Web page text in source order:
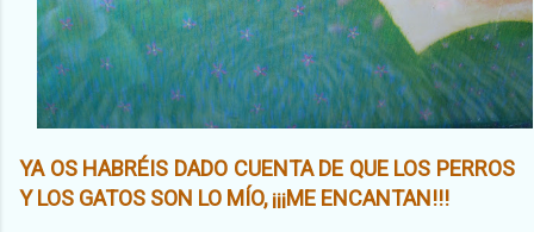
YA OS HABRÉIS DADO CUENTA DE QUE LOS PERROS
Y LOS GATOS SON LO MÍO, ¡¡¡ME ENCANTAN!!!